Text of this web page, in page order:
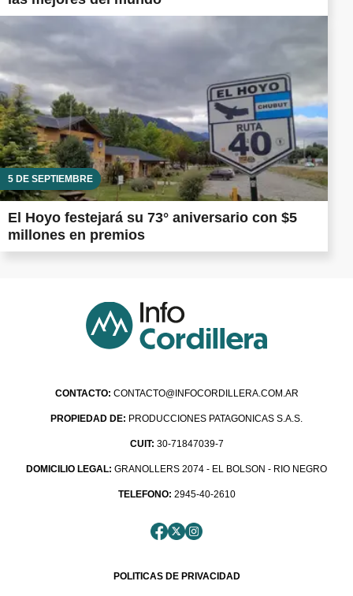
5 DE SEPTIEMBRE
El Hoyo festejará su 73° aniversario con $5
millones en premios
CONTACTO: CONTACTO@INFOCORDILLERA.COM.AR
PROPIEDAD DE: PRODUCCIONES PATAGONICAS S.A.S.
CUIT: 30-71847039-7
DOMICILIO LEGAL: GRANOLLERS 2074 - EL BOLSON - RIO NEGRO
TELEFONO: 2945-40-2610
POLITICAS DE PRIVACIDAD